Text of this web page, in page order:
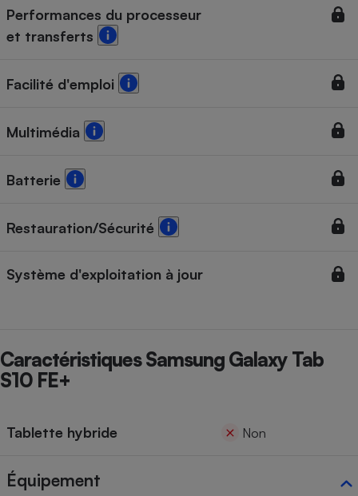
Performances du processeur
et transferts
Facilité d'emploi
Multimédia
Batterie
Restauration/Sécurité
Système d'exploitation à jour
Caractéristiques Samsung Galaxy Tab
S10 FE+
Tablette hybride Non
Équipement